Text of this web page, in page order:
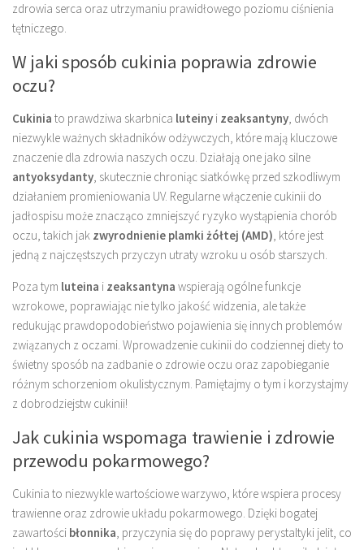
zdrowia serca oraz utrzymaniu prawidłowego poziomu ciśnienia
tętniczego.
W jaki sposób cukinia poprawia zdrowie
oczu?
Cukinia to prawdziwa skarbnica luteiny i zeaksantyny, dwóch
niezwykle ważnych składników odżywczych, które mają kluczowe
znaczenie dla zdrowia naszych oczu. Działają one jako silne
antyoksydanty, skutecznie chroniąc siatkówkę przed szkodliwym
działaniem promieniowania UV. Regularne włączenie cukinii do
jadłospisu może znacząco zmniejszyć ryzyko wystąpienia chorób
oczu, takich jak zwyrodnienie plamki żółtej (AMD), które jest
jedną z najczęstszych przyczyn utraty wzroku u osób starszych.
Poza tym luteina i zeaksantyna wspierają ogólne funkcje
wzrokowe, poprawiając nie tylko jakość widzenia, ale także
redukując prawdopodobieństwo pojawienia się innych problemów
związanych z oczami. Wprowadzenie cukinii do codziennej diety to
świetny sposób na zadbanie o zdrowie oczu oraz zapobieganie
różnym schorzeniom okulistycznym. Pamiętajmy o tym i korzystajmy
z dobrodziejstw cukinii!
Jak cukinia wspomaga trawienie i zdrowie
przewodu pokarmowego?
Cukinia to niezwykle wartościowe warzywo, które wspiera procesy
trawienne oraz zdrowie układu pokarmowego. Dzięki bogatej
zawartości błonnika, przyczynia się do poprawy perystaltyki jelit, co